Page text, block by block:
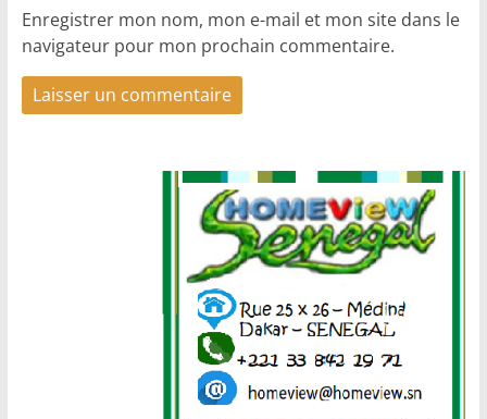
Enregistrer mon nom, mon e-mail et mon site dans le
navigateur pour mon prochain commentaire.